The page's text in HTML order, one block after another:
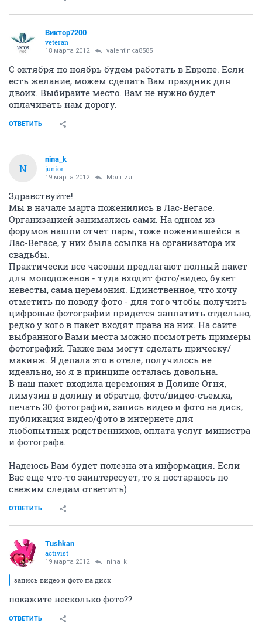
Виктор7200
veteran
18 марта 2012 valentinka8585
С октября по ноябрь будем работать в Европе. Если
есть желание, можем сделать Вам праздник для
двоих. Выбирайте место. Вам не нужно будет
оплачивать нам дорогу.
ОТВЕТИТЬ
N
nina_k
junior
19 марта 2012 Молния
Здравствуйте!
Мы в начале марта поженились в Лас-Вегасе.
Организацией занимались сами. На одном из
форумов нашли отчет пары, тоже поженившейся в
Лас-Вегасе, у них была ссылка на организатора их
свадьбы.
Практически все часовни предлагают полный пакет
для молодоженов - туда входит фото/видео, букет
невесты, сама церемония. Единственное, что хочу
отметить по поводу фото - для того чтобы получить
цифровые фотографии придется заплатить отдельно,
редко у кого в пакет входят права на них. На сайте
выбранного Вами места можно посмотреть примеры
фотографий. Также вам могут сделать прическу/
макияж. Я делала это в отеле, получилось не
идеально, но я в принципе осталась довольна.
В наш пакет входила церемония в Долине Огня,
лимузин в долину и обратно, фото/видео-съемка,
печать 30 фотографий, запись видео и фото на диск,
публикация видео/фото в интернете для
любопытных родственников, оплата услуг министра
и фотографа.
Надеюсь Вам будет полезна эта информация. Если
Вас еще что-то заинтересует, то я постараюсь по
свежим следам ответить)
ОТВЕТИТЬ
Tushkan
activist
19 марта 2012 nina_k
запись видео и фото на диск
покажите несколько фото??
ОТВЕТИТЬ